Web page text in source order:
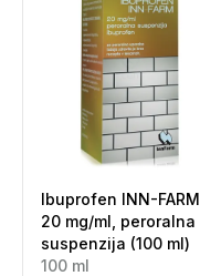
Ibuprofen INN-FARM
20 mg/ml, peroralna
suspenzija (100 ml)
100 ml